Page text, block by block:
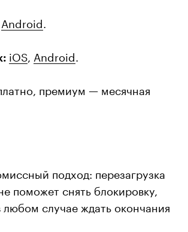
Android
iOS Android
премиум — месячная
подход: перезагрузка
поможет снять блокировку,
любом случае ждать окончания